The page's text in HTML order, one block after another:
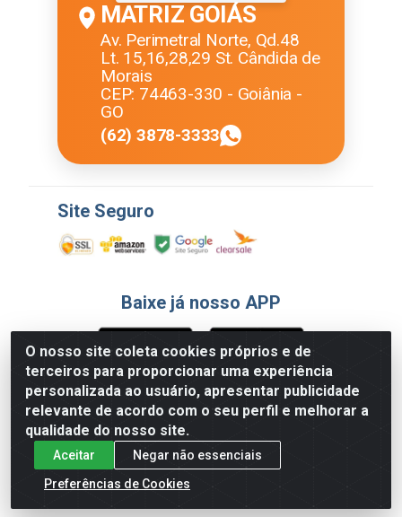
O nosso site coleta cookies próprios e de
terceiros para proporcionar uma experiência
personalizada ao usuário, apresentar publicidade
relevante de acordo com o seu perfil e melhorar a
qualidade do nosso site.
Aceitar
Negar não essenciais
Preferências de Cookies
MATRIZ GOIÁS
Av. Perimetral Norte, Qd.48
Lt. 15,16,28,29 St. Cândida de
Morais
CEP: 74463-330 - Goiânia -
GO
(62) 3878-3333
Site Seguro
Baixe já nosso APP
Formas de Pagamento